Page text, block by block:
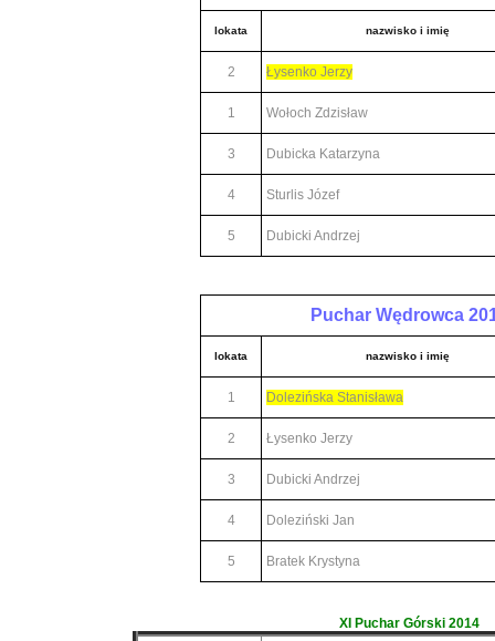
lokata nazwisko i imię
2 Łysenko Jerzy
1 Wołoch Zdzisław
3 Dubicka Katarzyna
4 Sturlis Józef
5 Dubicki Andrzej
Puchar Wędrowca
lokata nazwisko i imię
1 Dolezińska Stanisława
2 Łysenko Jerzy
3 Dubicki Andrzej
4 Doleziński Jan
5 Bratek Krystyna
XI Puchar Górski 2014